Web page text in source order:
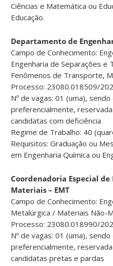
Ciências e Matemática ou
Educação.
Departamento de
Campo de Conhecimento:
Engenharia de Separações e
Fenômenos de Transporte,
Processo: 23080.018509/
Nº de vagas: 01 (uma),
preferencialmente,
candidatas com deficiência
Regime de Trabalho: 40
Requisitos: Graduação ou
em Engenharia Química ou
Coordenadoria Especial de
Materiais – EMT
Campo de Conhecimento:
Metalúrgica / Materiais Não-
Processo: 23080.018990/
Nº de vagas: 01 (uma),
preferencialmente,
candidatas pretas e pardas